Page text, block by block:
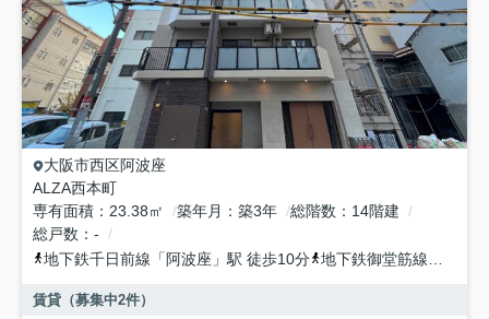
大阪市西区阿波座
ALZA西本町
専有面積
23.38㎡ 築年月 築3年 総階数
14階建
総戸数
-
地下鉄千日前線 「 阿波座 」駅 徒歩10分 地下鉄御堂筋線「
賃貸（募集中2件）